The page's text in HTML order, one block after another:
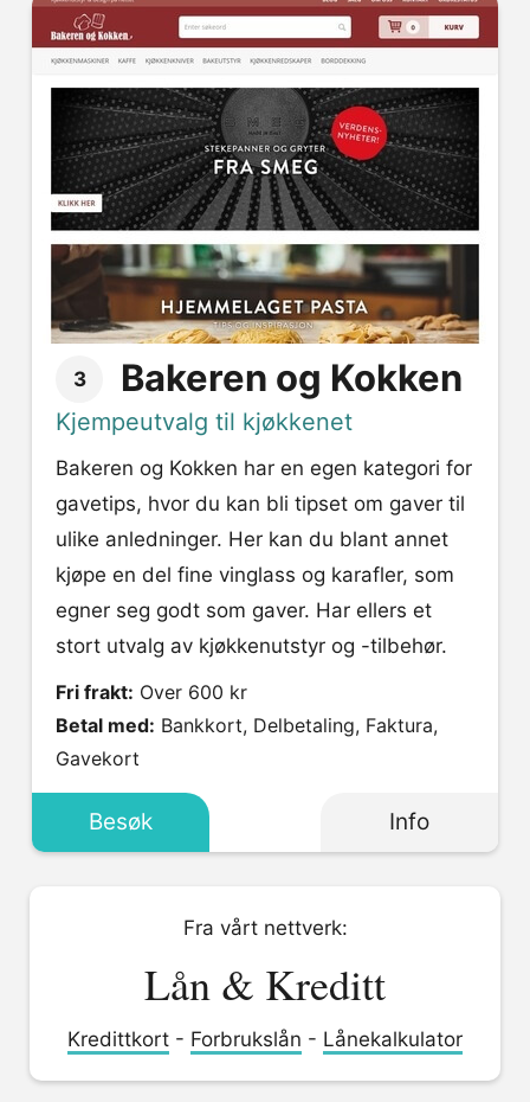
3 Bakeren og Kokken
Kjempeutvalg til kjøkkenet
Bakeren og Kokken har en egen kategori for
gavetips, hvor du kan bli tipset om gaver til
ulike anledninger. Her kan du blant annet
kjøpe en del fine vinglass og karafler, som
egner seg godt som gaver. Har ellers et
stort utvalg av kjøkkenutstyr og -tilbehør.
Fri frakt: Over 600 kr
Betal med:
Gavekort
Besøk Info
Fra vårt nettverk:
Lån & Kreditt
Kredittkort - Forbrukslån - Lånekalkulator